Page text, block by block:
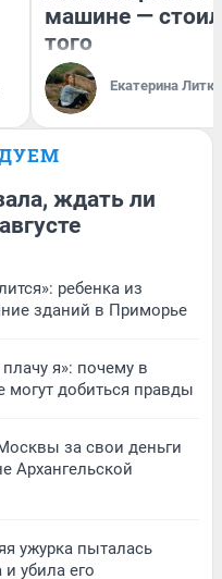
машине —
того
Екатерина
ждать ли
ребенка из
зданий в Приморье
я»: почему в
добиться правды
за свои деньги
Архангельской
ужурка пыталась
убила его